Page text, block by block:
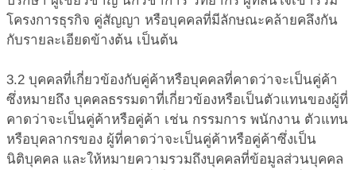
โครงการธุรกิจ คู่สัญญา หรือบุคคลที่มีลักษณะคล้ายคลึงกัน
กับรายละเอียดข้างต้น เป็นต้น
3.2 บุคคลที่เกี่ยวข้องกับคู่ค้าหรือบุคคลที่คาดว่าจะเป็นคู่ค้า
ซึ่งหมายถึง บุคคลธรรมดาที่เกี่ยวข้องหรือเป็นตัวแทนของผู้ที่
คาดว่าจะเป็นคู่ค้าหรือคู่ค้า เช่น กรรมการ พนักงาน ตัวแทน
หรือบุคลากรของ ผู้ที่คาดว่าจะเป็นคู่ค้าหรือคู่ค้าซึ่งเป็น
นิติบุคคล และให้หมายความรวมถึงบุคคลที่ข้อมูลส่วนบุคคล